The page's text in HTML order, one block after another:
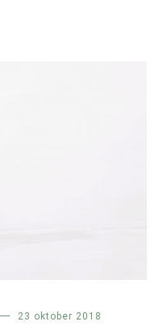
23 oktober 2018